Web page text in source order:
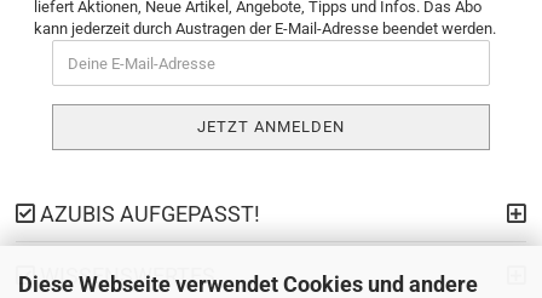
Diese Webseite verwendet Cookies und andere
liefert Aktionen, Neue Artikel, Angebote, Tipps und Infos. Das Abo
kann jederzeit durch Austragen der E-Mail-Adresse beendet werden.
AZUBIS AUFGEPASST!
WISSENSWERTES